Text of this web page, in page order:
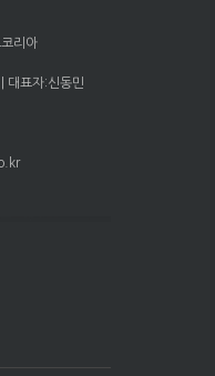
리아
대표자:신동민